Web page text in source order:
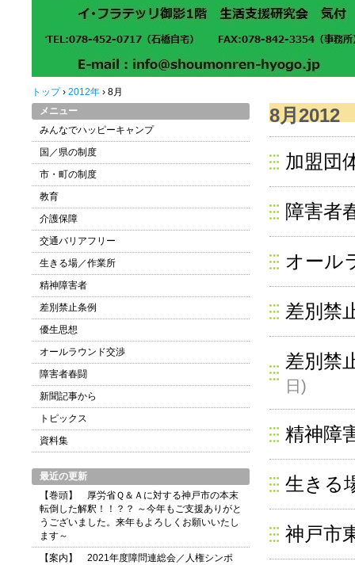
トップ› 2012年 › 8月
8月2012
加盟団
障害者
オール
差別禁
差別禁
日)
精神障
生きる
神戸市
メニュー
みんなでハッピーキャンプ
国／県の制度
市・町の制度
教育
介護保障
交通バリアフリー
生きる場／作業所
精神障害者
差別禁止条例
優生思想
オールラウンド交渉
障害者春闘
新聞記事から
トピックス
資料集
最近の更新
【巻頭】 厚労省Ｑ＆Ａに対する神戸市の本末
転倒した解釈！！？？ ～今年もご支援ありがと
うございました。来年もよろしくお願いいたし
ます～
【案内】 2021年度障問連総会／人権シンポ